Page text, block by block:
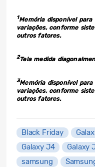
1Memória disponível
variações, conforme
outros fatores.
2Tela medida
3Memória disponível
variações, conforme
outros fatores.
Black Friday
Galaxy J4
Galaxy
samsung